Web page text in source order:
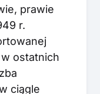
prawie
r.
ostatnich
ciągle